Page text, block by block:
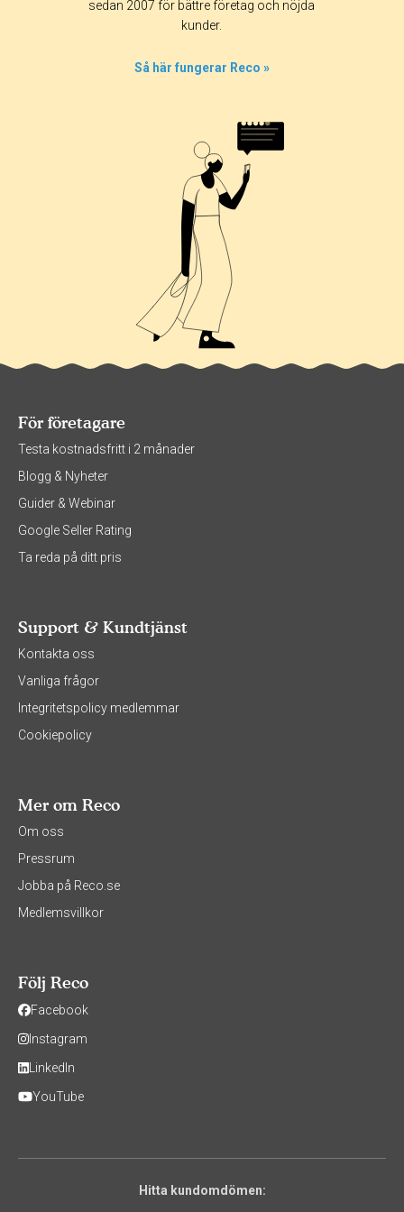
sedan 2007 för bättre företag och nöjda
kunder.
Så här fungerar Reco »
För företagare
Testa kostnadsfritt i 2 månader
Blogg & Nyheter
Guider & Webinar
Google Seller Rating
Ta reda på ditt pris
Support & Kundtjänst
Kontakta oss
Vanliga frågor
Integritetspolicy medlemmar
Cookiepolicy
Mer om Reco
Om oss
Pressrum
Jobba på Reco.se
Medlemsvillkor
Följ Reco
Facebook
Instagram
LinkedIn
YouTube
Hitta kundomdömen: